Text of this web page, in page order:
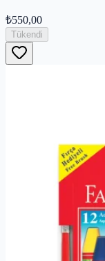
₺550,00
Tükendi